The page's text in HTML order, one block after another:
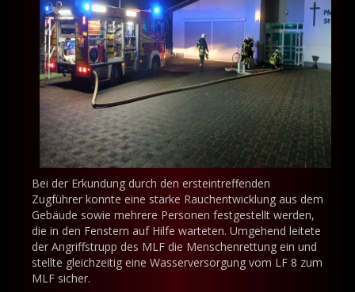
Bei der Erkundung durch den ersteintreffenden
Zugführer konnte eine starke Rauchentwicklung aus dem
Gebäude sowie mehrere Personen festgestellt werden,
die in den Fenstern auf Hilfe warteten. Umgehend leitete
der Angriffstrupp des MLF die Menschenrettung ein und
stellte gleichzeitig eine Wasserversorgung vom LF 8 zum
MLF sicher.